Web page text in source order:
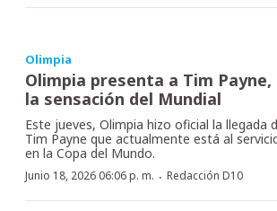
Olimpia
Olimpia presenta a Tim Payne,
la sensación del Mundial
Este jueves, Olimpia hizo oficial la llegada
Tim Payne que actualmente está al
en la Copa del Mundo.
Junio 18, 2026 06:06 p. m. · Redacción D10